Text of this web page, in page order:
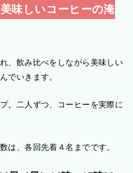
美味しいコーヒーの淹
、飲み比べをしながら美味しい
でいきます。
。二人ずつ、コーヒーを実際に
は、各回先着４名までです。